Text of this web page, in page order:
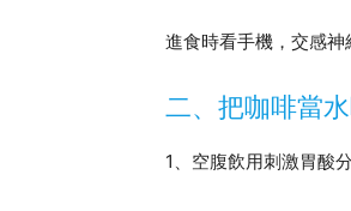
進食時看手機，交感神
二、把咖啡當
1、空腹飲用刺激胃酸